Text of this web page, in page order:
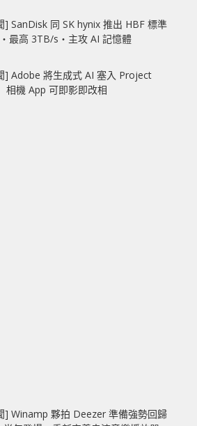
] SanDisk 同 SK hynix 推出 HBF 標準
最高 3TB/s‧主攻 AI 記憶體
] Adobe 將生成式 AI 塞入 Project
機 App 可即影即改相
] Winamp 夥拍 Deezer 準備強勢回歸